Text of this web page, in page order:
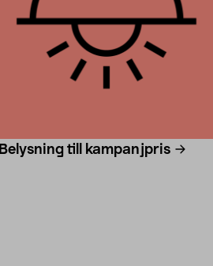
Belysning till kampanjpris